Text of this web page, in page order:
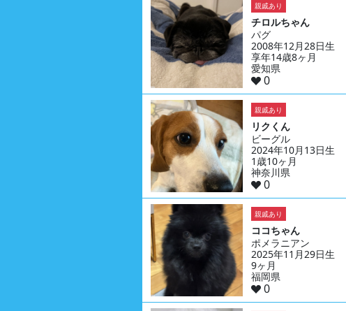
親戚あり
チロルちゃん
パグ
2008年12月28日生
享年14歳8ヶ月
愛知県
0
親戚あり
リクくん
ビーグル
2024年10月13日生
1歳10ヶ月
神奈川県
0
親戚あり
ココちゃん
ポメラニアン
2025年11月29日生
9ヶ月
福岡県
0